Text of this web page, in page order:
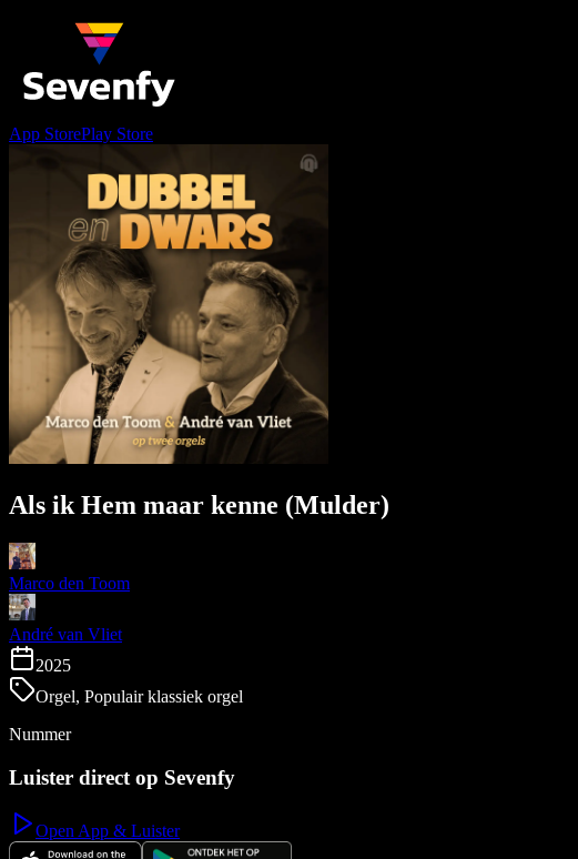
App StorePlay Store
Als ik Hem maar kenne (Mulder)
Marco den Toom
André van Vliet
2025
Orgel, Populair klassiek orgel
Nummer
Luister direct op Sevenfy
Open App & Luister